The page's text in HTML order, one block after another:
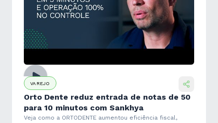
VAREJO
Orto Dente reduz entrada de notas de 50
para 10 minutos com Sankhya
Veja como a ORTODENTE aumentou eficiência fiscal,